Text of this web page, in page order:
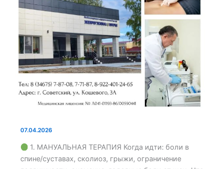
07.04.2026
1. МАНУАЛЬНАЯ ТЕРАПИЯ Когда идти: боли в
спине/суставах, сколиоз, грыжи, ограничение
и
как
записаться.